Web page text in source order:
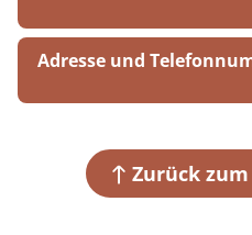
09:00 bis 16:00 Uhr
Adresse und
Sonnenwendstraße 86
67098 Bad Dürkheim
Zurück